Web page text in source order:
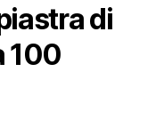
di
100